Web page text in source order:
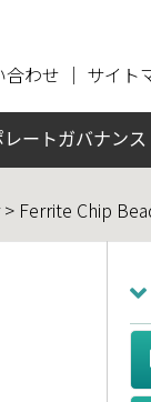
合わせ ｜ サイト
レートガバナンス
Ferrite Chip